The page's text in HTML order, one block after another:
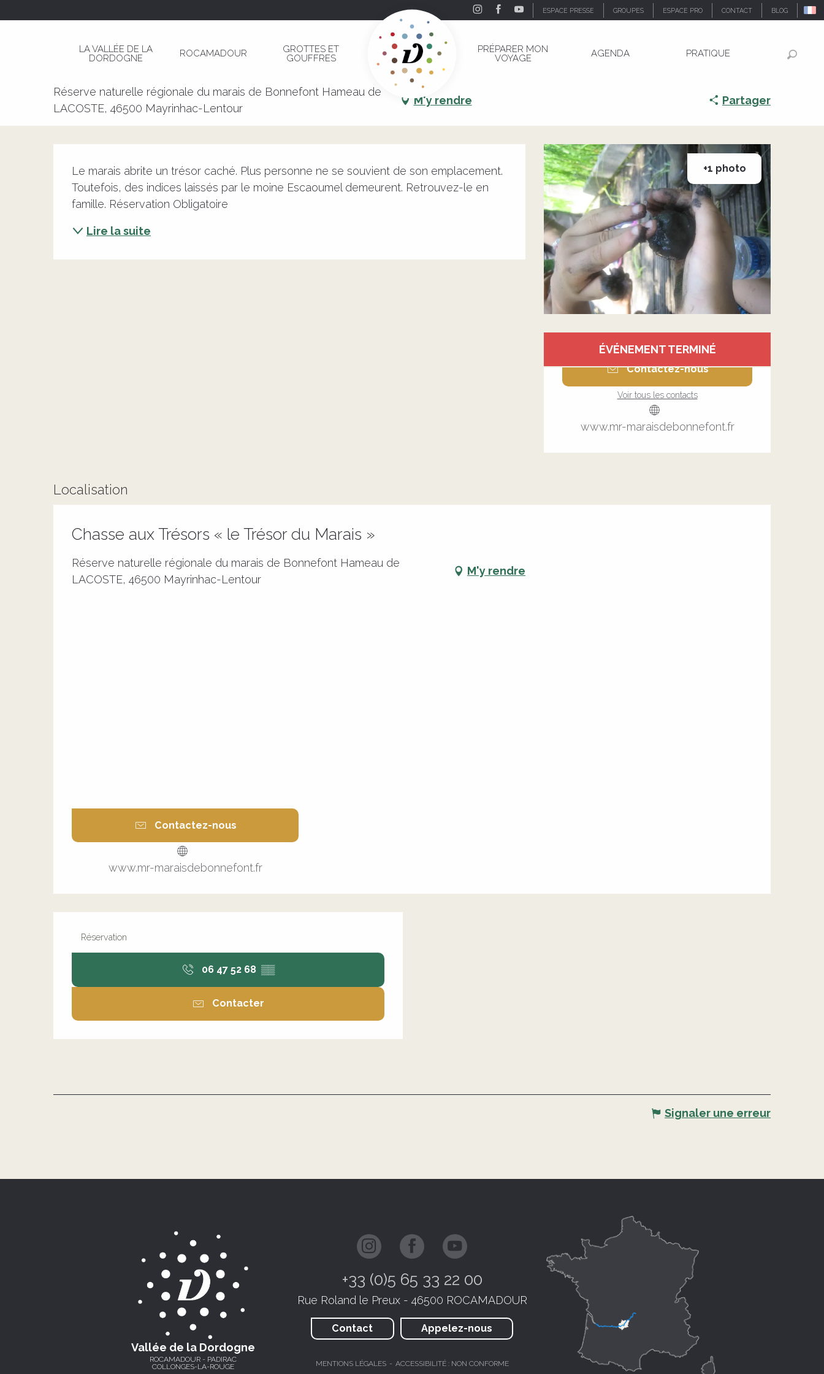
ESPACE PRESSE GROUPES ESPACE PRO CONTACT BLOG
LA VALLÉE DE LA
DORDOGNE
ROCAMADOUR
GROTTES ET
GOUFFRES
PRÉPARER MON
VOYAGE
AGENDA PRATIQUE
Chasse aux Trésors « le Trésor du Marais »
Réserve naturelle régionale du marais de Bonnefont Hameau de
LACOSTE, 46500 Mayrinhac-Lentour
M'y rendre Partager
+1 photo
Ouverture et
ÉVÉNEMENT TERMINÉ
Contactez-nous
Voir tous les contacts
www.mr-maraisdebonnefont.fr
Le marais abrite un trésor caché. Plus personne ne se souvient de son emplacement.
Toutefois, des indices laissés par le moine Escaoumel demeurent. Retrouvez-le en
famille. Réservation Obligatoire
Lire la suite
Localisation
Chasse aux Trésors « le Trésor du Marais »
Réserve naturelle régionale du marais de Bonnefont Hameau de
LACOSTE, 46500 Mayrinhac-Lentour
M'y rendre
Contactez-nous
www.mr-maraisdebonnefont.fr
Réservation
06 47 52 68 ▒▒
Contacter
Signaler une erreur
Vallée de la Dordogne
ROCAMADOUR - PADIRAC
COLLONGES-LA-ROUGE
+33 (0)5 65 33 22 00
Rue Roland le Preux - 46500 ROCAMADOUR
Contact Appelez-nous
MENTIONS LÉGALES ACCESSIBILITÉ : NON CONFORME